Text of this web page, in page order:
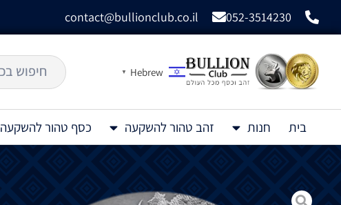
052-3514230
contact@bullionclub.co.il
Hebrew
▼
בית חנות זהב טהור להשקעה כסף טהור להשקעה